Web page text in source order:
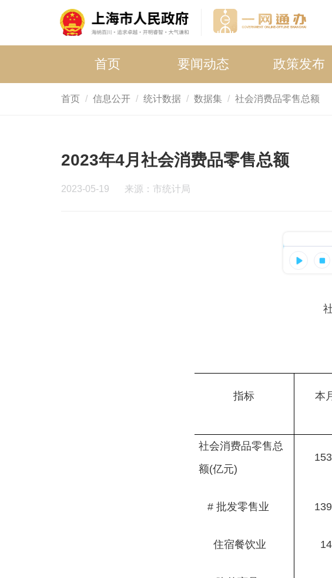
首页 要闻动态 政策发布
首页 信息公开 统计数据 数据集 社会消费品零售总额
2023年4月社会消费品零售总额
2023-05-19 来源：市统计局
指标 本
社会消费品零售总
额(亿元)
# 批发零售业
住宿餐饮业